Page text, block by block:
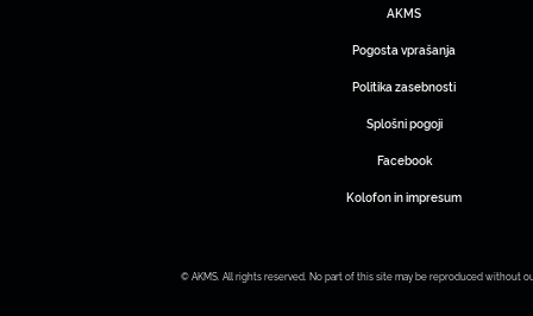
AKMS
Pogosta vprašanja
Politika zasebnosti
Splošni pogoji
Facebook
Kolofon in impresum
© AKMS. All rights reserved. No part of this site may be reproduced without